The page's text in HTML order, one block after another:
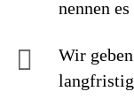
nennen
Wir